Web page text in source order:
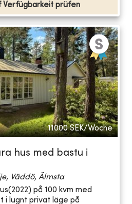
Verfügbarkeit prüfen
11000 SEK/Woche
hus med bastu i
Väddö, Älmsta
på 100 kvm med
i lugnt privat läge på